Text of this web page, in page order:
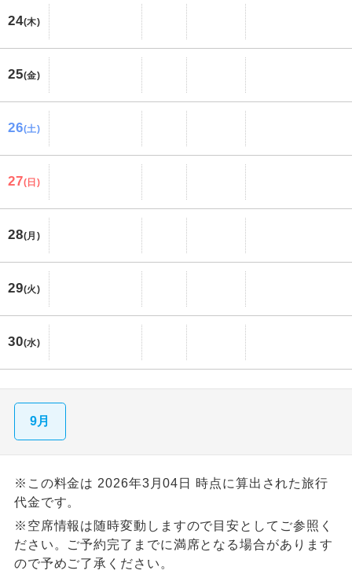
24(木)
25(金)
26(土)
27(日)
28(月)
29(火)
30(水)
9月
※この料金は 2026年3月04日 時点に算出された旅行
代金です。
※空席情報は随時変動しますので目安としてご参照く
ださい。ご予約完了までに満席となる場合があります
ので予めご了承ください。